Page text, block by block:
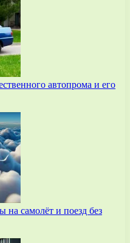
автопрома и его
на самолёт и поезд без